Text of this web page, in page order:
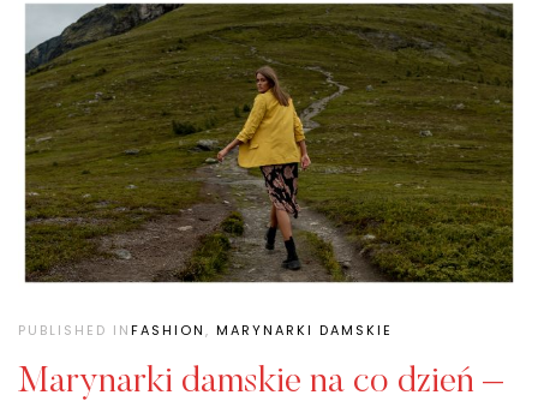
PUBLISHED INFASHION, MARYNARKI DAMSKIE
Marynarki damskie na co dzień –